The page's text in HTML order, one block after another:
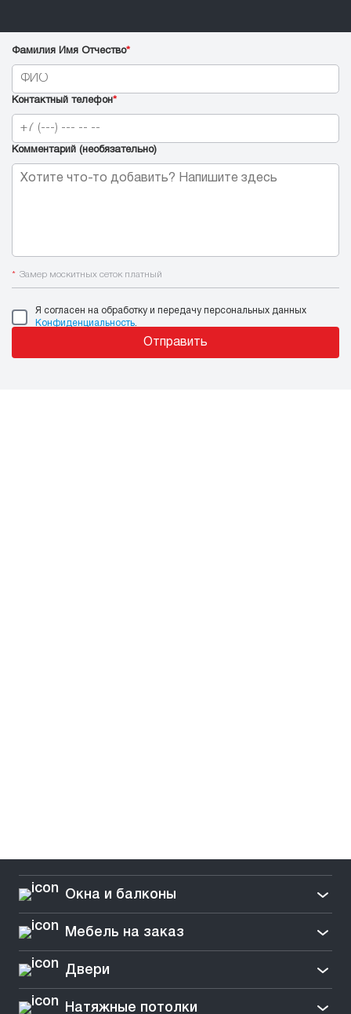
Фамилия Имя Отчество*
Контактный телефон*
Комментарий (необязательно)
* Замер москитных сеток платный
Я согласен на обработку и передачу персональных данных
Конфиденциальность
Отправить
Окна и балконы
Мебель на заказ
Двери
Натяжные потолки